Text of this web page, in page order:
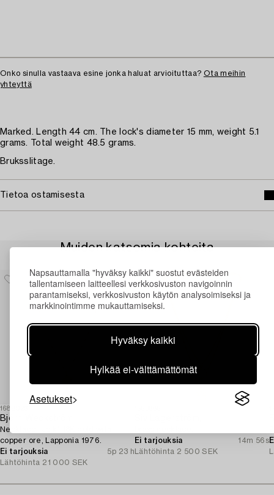
Napsauttamalla "hyväksy kaikki" suostut evästeiden
tallentamiseen laitteellesi verkkosivuston navigoinnin
parantamiseksi, verkkosivuston käytön analysoimiseksi ja
markkinointimme mukauttamiseksi.
Hyväksy kaikki
Hylkää ei-välttämättömät
Asetukset
Onko sinulla vastaava esine jonka haluat arvioituttaa? Ota meihin
yhteyttä
Marked. Length 44 cm. The lock's diameter 15 mm, weight 5.1
grams. Total weight 48.5 grams.
Bruksslitage.
Tietoa ostamisesta
Muiden katsomia kohteita
1688026
Björn Weckström
Necklace "Joik" 18K gold with
copper ore, Lapponia 1976.
Ei tarjouksia
5p 23 h
Lähtöhinta 21 000 SEK
Ei tarjouksia
14m 56s
Lähtöhinta 2 500 SEK